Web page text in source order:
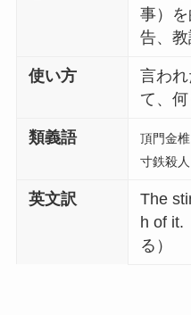
事）
告、教
使い方
言わ
て、
類義語
頂門金
寸鉄殺
英文訳
The
h of it.
る）